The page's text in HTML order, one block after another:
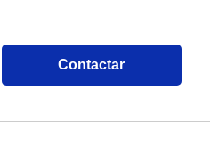
Contactar